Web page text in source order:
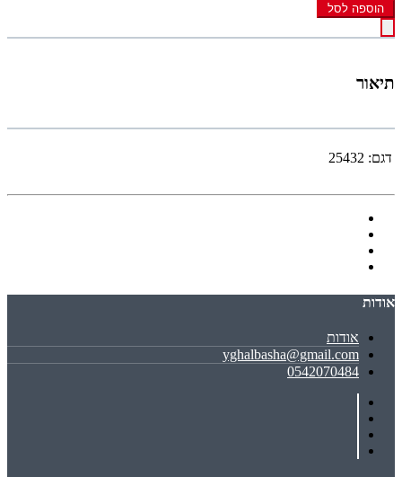
הוספה לסל
תיאור
דגם: 25432
אודות
אודות
yghalbasha@gmail.com
0542070484